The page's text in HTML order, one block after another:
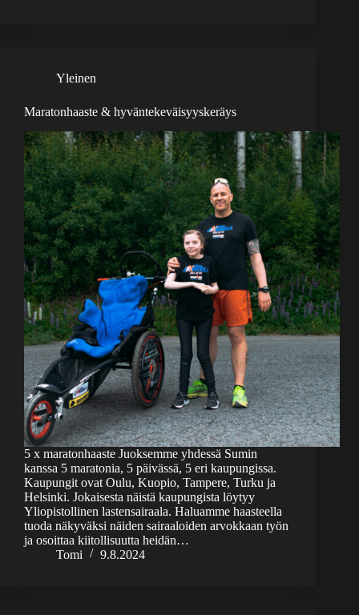
Yleinen
Maratonhaaste & hyväntekeväisyyskeräys
5 x maratonhaaste Juoksemme yhdessä Sumin
kanssa 5 maratonia, 5 päivässä, 5 eri kaupungissa.
Kaupungit ovat Oulu, Kuopio, Tampere, Turku ja
Helsinki. Jokaisesta näistä kaupungista löytyy
Yliopistollinen lastensairaala. Haluamme haasteella
tuoda näkyväksi näiden sairaaloiden arvokkaan työn
ja osoittaa kiitollisuutta heidän…
Tomi
9.8.2024